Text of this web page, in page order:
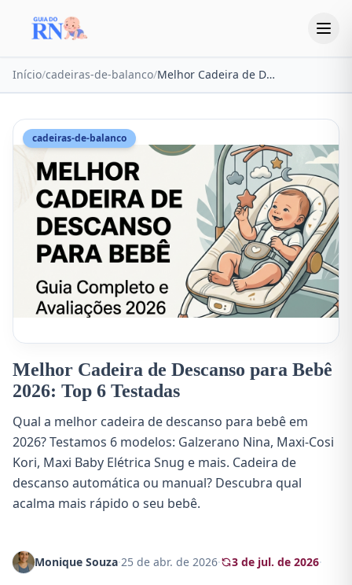
Início/cadeiras-de-balanco/ Melhor Cadeira de Descanso para Bebê 2026: Top 6 Testadas
cadeiras-de-balanco
Melhor Cadeira de Descanso para Bebê
2026: Top 6 Testadas
Qual a melhor cadeira de descanso para bebê em
2026? Testamos 6 modelos: Galzerano Nina, Maxi-Cosi
Kori, Maxi Baby Elétrica Snug e mais. Cadeira de
descanso automática ou manual? Descubra qual
acalma mais rápido o seu bebê.
Monique Souza·25 de abr. de 2026· 3 de jul. de 2026·